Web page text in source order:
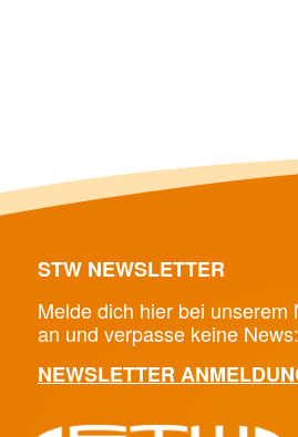
STW NEWSLETTER
Melde dich hier bei unserem
an und verpasse keine News:
NEWSLETTER